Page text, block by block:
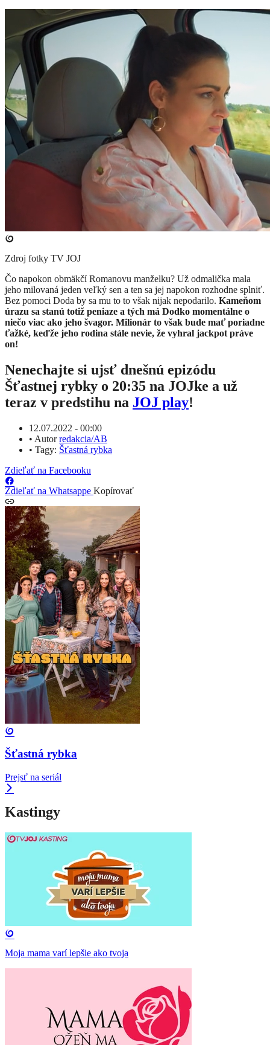
Zdroj fotky TV JOJ
​Čo napokon obmäkčí Romanovu manželku? Už odmalička mala
jeho milovaná jeden veľký sen a ten sa jej napokon rozhodne splniť.
Bez pomoci Doda by sa mu to to však nijak nepodarilo. Kameňom
úrazu sa stanú totiž peniaze a tých má Dodko momentálne o
niečo viac ako jeho švagor. Milionár to však bude mať poriadne
ťažké, keďže jeho rodina stále nevie, že vyhral jackpot práve
on!
Nenechajte si ujsť dnešnú epizódu
Šťastnej rybky o 20:35 na JOJke a už
teraz v predstihu na JOJ play!
12.07.2022 - 00:00
• Autorredakcia/AB
• Tagy: Šťastná rybka
Zdieľať na Facebooku
Zdieľať na Whatsappe Kopírovať
Šťastná rybka
Prejsť na seriál
Kastingy
Moja mama varí lepšie ako tvoja